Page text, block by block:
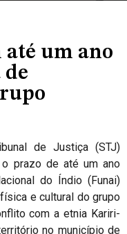
um ano
de Justiça (STJ)
prazo de até um ano
do Índio (Funai)
e cultural do grupo
com a etnia Kariri-
no município de